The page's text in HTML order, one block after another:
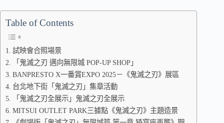
Table of Contents
試映會合照場景
「鬼滅之刃 邁向無限城 POP-UP SHOP」
BANPRESTO X一番賞EXPO 2025－《鬼滅之刃》展區
台北地下街「鬼滅之刃」集章活動
「鬼滅之刃全展示」鬼滅之刃全展示
MITSUI OUTLET PARK三據點《鬼滅之刃》主題造景